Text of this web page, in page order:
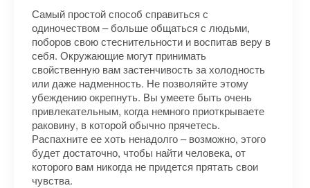
Самый простой способ справиться с
одиночеством – больше общаться с людьми,
поборов свою стеснительности и воспитав веру в
себя. Окружающие могут принимать
свойственную вам застенчивость за холодность
или даже надменность. Не позволяйте этому
убеждению окрепнуть. Вы умеете быть очень
привлекательным, когда немного приоткрываете
раковину, в которой обычно прячетесь.
Распахните ее хоть ненадолго – возможно, этого
будет достаточно, чтобы найти человека, от
которого вам никогда не придется прятать свои
чувства.